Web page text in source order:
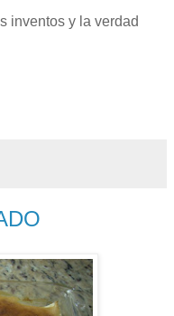
inventos y la verdad